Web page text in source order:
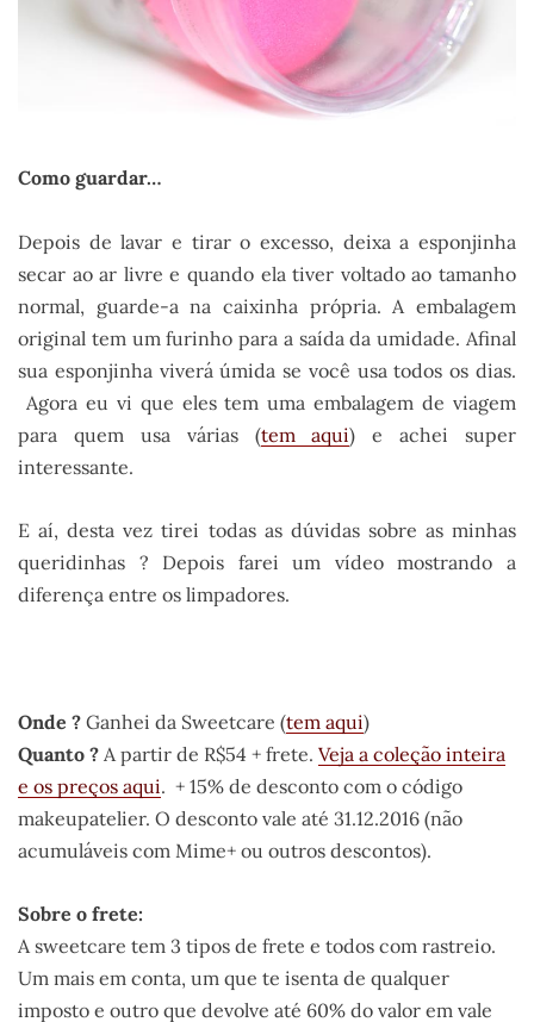
Como guardar…
Depois de lavar e tirar o excesso, deixa a esponjinha
secar ao ar livre e quando ela tiver voltado ao tamanho
normal, guarde-a na caixinha própria. A embalagem
original tem um furinho para a saída da umidade. Afinal
sua esponjinha viverá úmida se você usa todos os dias.
Agora eu vi que eles tem uma embalagem de viagem
para quem usa várias (tem aqui) e achei super
interessante.
E aí, desta vez tirei todas as dúvidas sobre as minhas
queridinhas ? Depois farei um vídeo mostrando a
diferença entre os limpadores.
Onde ? Ganhei da Sweetcare (tem aqui)
Quanto ? A partir de R$54 + frete. Veja a coleção inteira
e os preços aqui. + 15% de desconto com o código
makeupatelier. O desconto vale até 31.12.2016 (não
acumuláveis com Mime+ ou outros descontos).
Sobre o frete:
A sweetcare tem 3 tipos de frete e todos com rastreio.
Um mais em conta, um que te isenta de qualquer
imposto e outro que devolve até 60% do valor em vale